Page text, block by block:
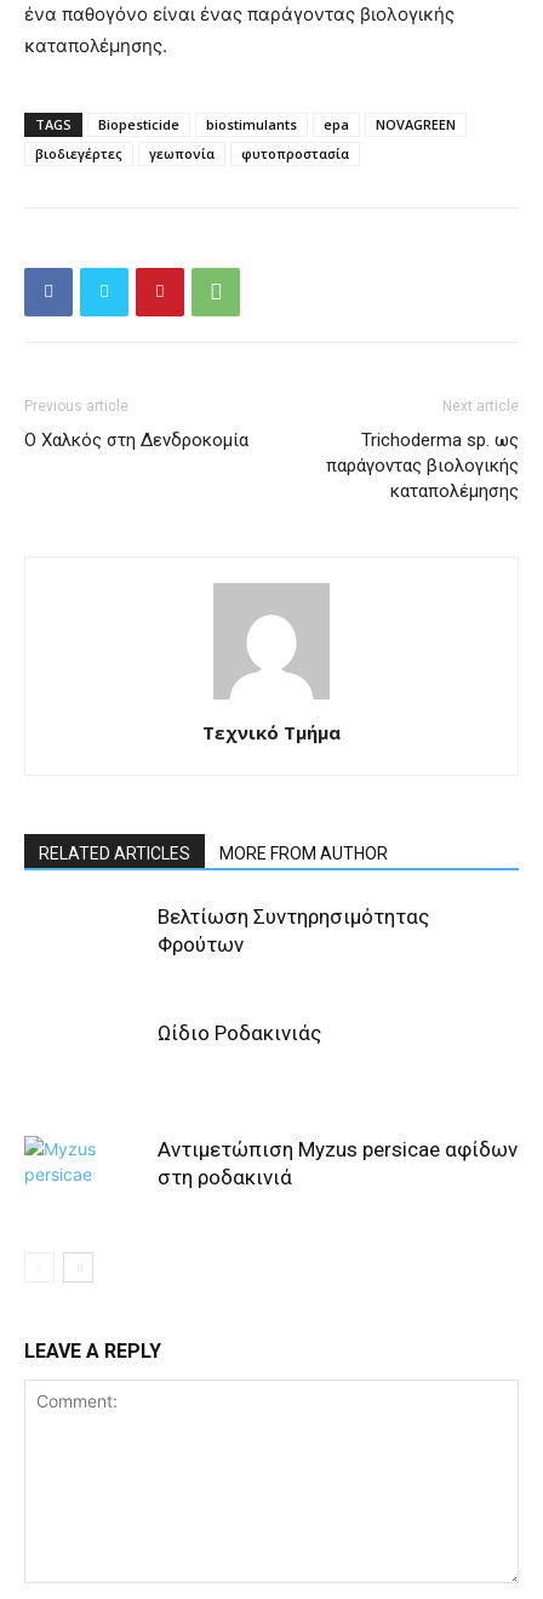
ένα παθογόνο είναι ένας παράγοντας βιολογικής
καταπολέμησης.
TAGS Biopesticide biostimulants epa
NOVAGREEN
βιοδιεγέρτες
γεωπονία φυτοπροστασία
Previous article
Ο Χαλκός στη Δενδροκομία
Next article
Trichoderma sp. ως
παράγοντας βιολογικής
καταπολέμησης
Τεχνικό Τμήμα
RELATED ARTICLES MORE FROM AUTHOR
Βελτίωση Συντηρησιμότητας
Φρούτων
Ωίδιο Ροδακινιάς
Αντιμετώπιση Myzus persicae αφίδων
στη ροδακινιά
LEAVE A REPLY